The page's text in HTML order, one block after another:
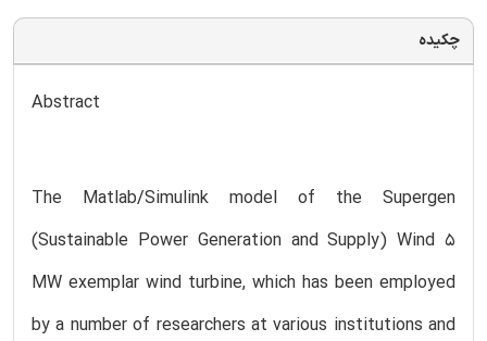
چکیده
Abstract
The Matlab/Simulink model of the Supergen
(Sustainable Power Generation and Supply) Wind 5
MW exemplar wind turbine, which has been employed
by a number of researchers at various institutions and